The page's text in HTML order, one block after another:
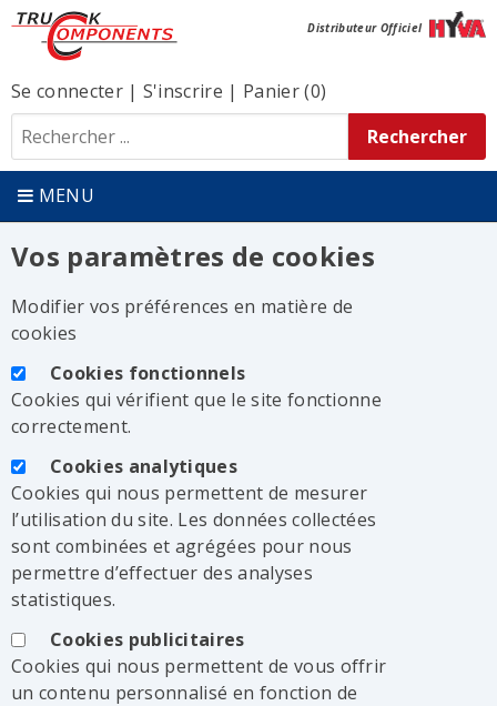
Distributeur Officiel
Se connecter| S'inscrire | Panier (0)
MENU
Vos paramètres de cookies
Modifier vos préférences en matière de
cookies
Cookies fonctionnels
Cookies qui vérifient que le site fonctionne
correctement.
Cookies analytiques
Cookies qui nous permettent de mesurer
l’utilisation du site. Les données collectées
sont combinées et agrégées pour nous
permettre d’effectuer des analyses
statistiques.
Cookies publicitaires
Cookies qui nous permettent de vous offrir
un contenu personnalisé en fonction de